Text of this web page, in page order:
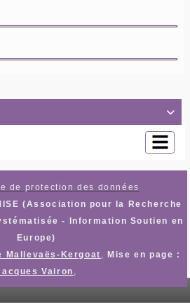

de protection des données
(Association pour la Recherche
- Information Soutien en
Europe)
Mallevaës-Kergoat , Mise en page :
Vairon ,